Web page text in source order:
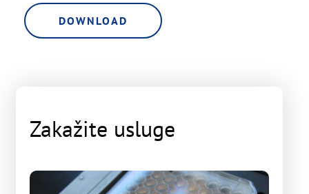
DOWNLOAD
Zakažite usluge